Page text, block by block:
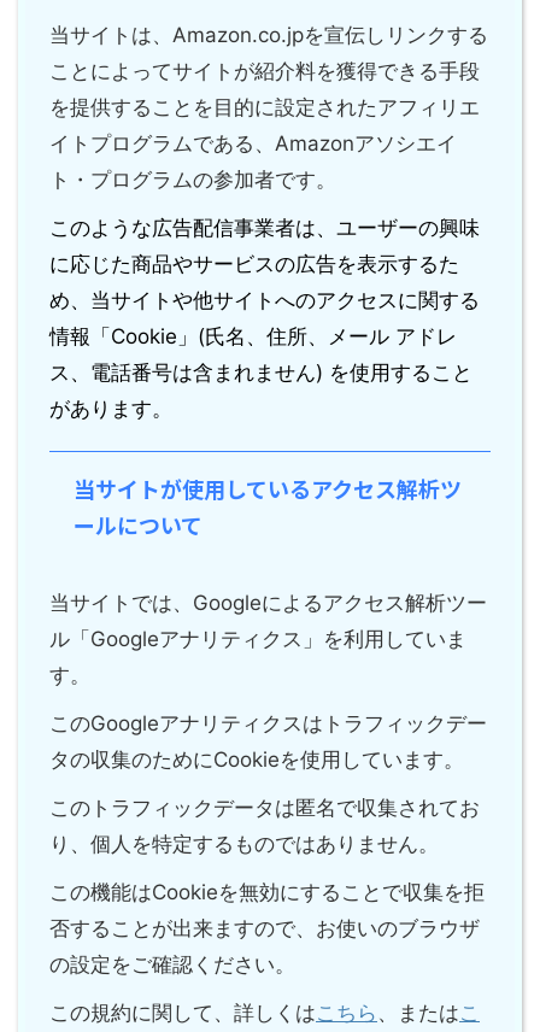
当サイトは、Amazon.co.jpを宣伝しリンクする
ことによってサイトが紹介料を獲得できる手段
を提供することを目的に設定されたアフィリエ
イトプログラムである、Amazonアソシエイ
ト・プログラムの参加者です。
このような広告配信事業者は、ユーザーの興味
に応じた商品やサービスの広告を表示するた
め、当サイトや他サイトへのアクセスに関する
情報「Cookie」(氏名、住所、メール アドレ
ス、電話番号は含まれません) を使用すること
があります。
当サイトが使用しているアクセス解析ツ
ールについて
当サイトでは、Googleによるアクセス解析ツー
ル「Googleアナリティクス」を利用していま
す。
このGoogleアナリティクスはトラフィックデー
タの収集のためにCookieを使用しています。
このトラフィックデータは匿名で収集されてお
り、個人を特定するものではありません。
この機能はCookieを無効にすることで収集を拒
否することが出来ますので、お使いのブラウザ
の設定をご確認ください。
この規約に関して、詳しくはこちら 、またはこ